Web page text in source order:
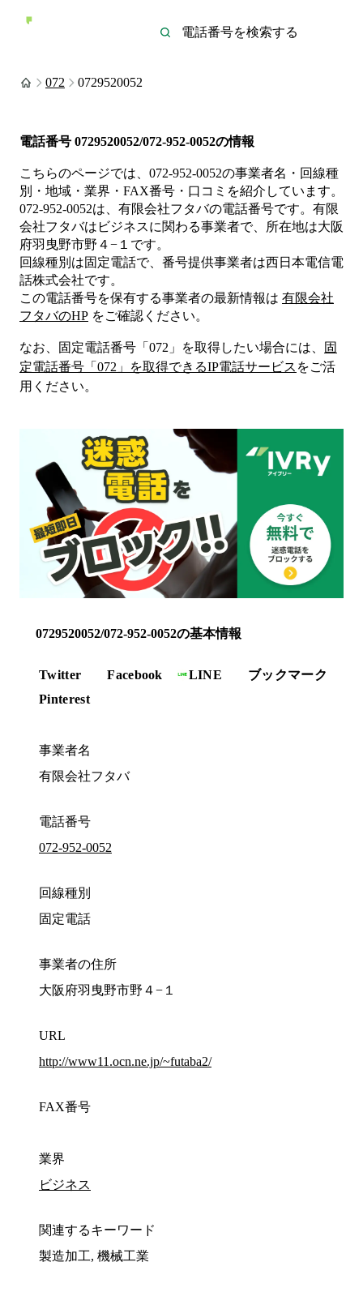
072 0729520052
電話番号 0729520052/072-952-0052の情報
こちらのページでは、 072-952-0052の事業者名・回線種
別・地域・業界・FAX番号・口コミを紹介しています。
072-952-0052は、 有限会社フタバの電話番号です。 有限
会社フタバは ビジネスに関わる事業者で、所在地は大阪
府羽曳野市野４−１ です。
回線種別は固定電話で、番号提供事業者は西日本電信電
話株式会社です。
この電話番号を保有する事業者の最新情報は 有限会社
フタバのHP をご確認ください。
なお、固定電話番号「 072 」を取得したい場合には、
固
定電話番号「 072 」を取得できるIP電話サービス をご活
用ください。
0729520052/072-952-0052の基本情報
Twitter Facebook LINE
ブックマーク
Pinterest
事業者名
有限会社フタバ
電話番号
072-952-0052
回線種別
固定電話
事業者の住所
大阪府羽曳野市野４−１
URL
http://www11.ocn.ne.jp/~futaba2/
FAX番号
業界
ビジネス
関連するキーワード
製造加工, 機械工業